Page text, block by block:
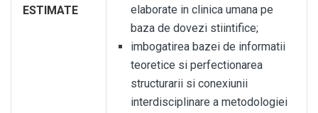
ESTIMATE
elaborate in clinica umana pe
baza de dovezi stiintifice;
imbogatirea bazei de informatii
teoretice si perfectionarea
structurarii si conexiunii
interdisciplinare a metodologiei